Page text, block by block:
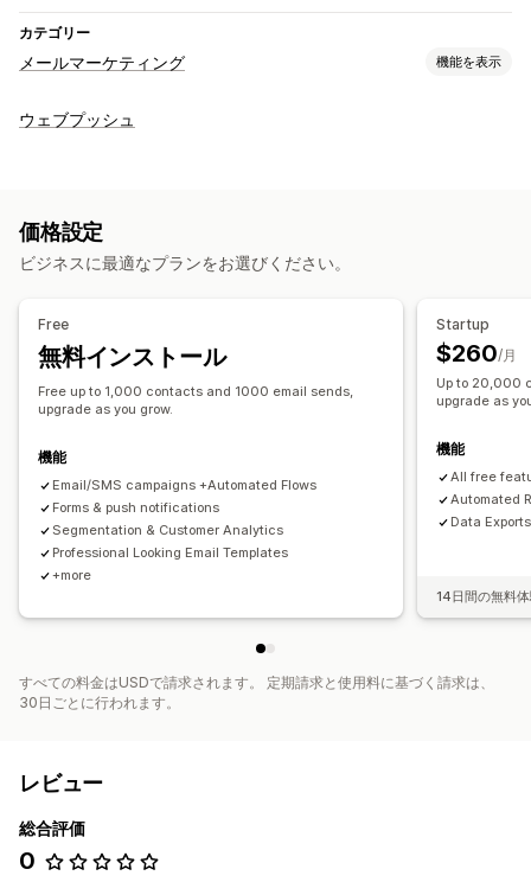
カテゴリー
メールマーケティング 機能を表示
キャンペーンタイプ
キャンペーン管理
編集ツール
ウェブプッシュ
価格設定
ビジネスに最適なプランをお選びください。
Free
無料インストール
Free up to 1,000 contacts and 1000 email sends,
upgrade as you grow.
機能
Email/SMS campaigns +Automated Flows
Forms & push notifications
Segmentation & Customer Analytics
Professional Looking Email Templates
+more
Startup
$260/月
Up to 20,000
upgrade as
機能
All free
Automated
Data Exports
14日間の無料
すべての料金はUSDで請求されます。 定期請求と使用料に基づく請求は、
30日ごとに行われます。
レビュー
総合評価
0